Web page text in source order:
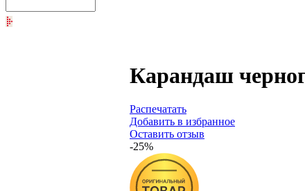
Карандаш
Распечатать
Добавить в избранное
Оставить отзыв
-25%